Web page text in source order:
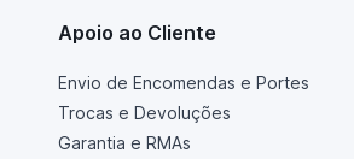
Apoio ao Cliente
Envio de Encomendas e Portes
Trocas e Devoluções
Garantia e RMAs